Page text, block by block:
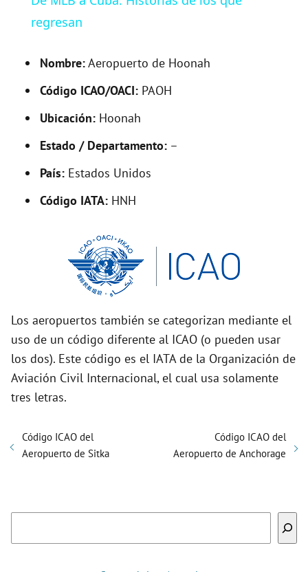
y
i
regresan
Nombre:Aeropuerto de Hoonah
Código ICAO/OACI: PAOH
Ubicación: Hoonah
Estado / Departamento: –
País: Estados Unidos
Código IATA: HNH
Los aeropuertos también se categorizan mediante el
uso de un código diferente al ICAO (o pueden usar
los dos). Este código es el IATA de la Organización de
Aviación Civil Internacional, el cual usa solamente
tres letras.
Código ICAO del
Aeropuerto de Sitka
Código ICAO del
Aeropuerto de Anchorage